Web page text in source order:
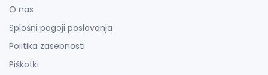
O nas
Splošni pogoji poslovanja
Politika zasebnosti
Piškotki